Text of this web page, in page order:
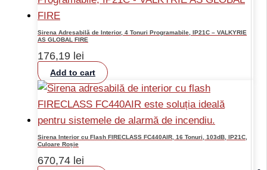
Sirena Adresabilă de Interior, 4 Tonuri Programabile, IP21C – VALKYRIE
AS GLOBAL FIRE
176,19 lei
Add to cart
Sirena Interior cu Flash FIRECLASS FC440AIR, 16 Tonuri, 103dB, IP21C,
Culoare Roșie
670,74 lei